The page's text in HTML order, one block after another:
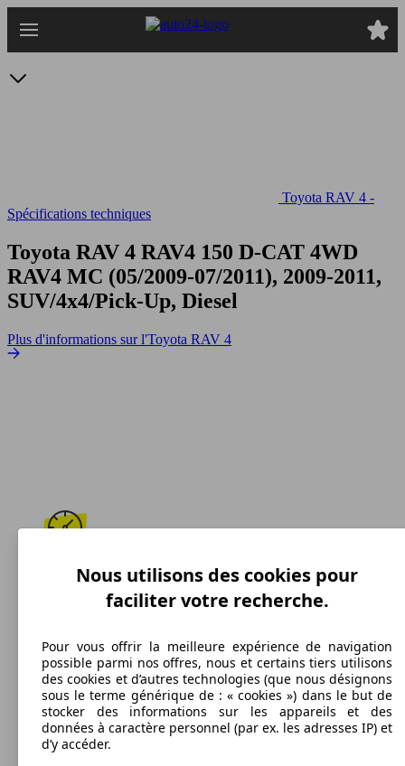
au
Toyota RAV 4 -
Spécifications techniques
Toyota RAV 4 RAV4 150 D-CAT 4WD
RAV4 MC (05/2009-07/2011), 2009-2011,
SUV/4x4/Pick-Up, Diesel
Plus d'informations sur l'Toyota RAV 4
185 km/h
Vitesse maximale
Diesel
Carburant
Nous utilisons des cookies pour
faciliter votre recherche.
Pour vous offrir la meilleure expérience de navigation
possible parmi nos offres, nous et certains tiers utilisons
des cookies et d’autres technologies (que nous désignons
sous le terme générique de : « cookies ») dans le but de
stocker des informations sur les appareils et des
données à caractère personnel (par ex. les adresses IP) et
d’y accéder.